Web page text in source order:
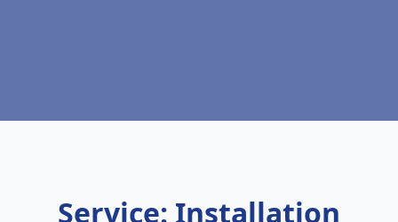
Service: Installation